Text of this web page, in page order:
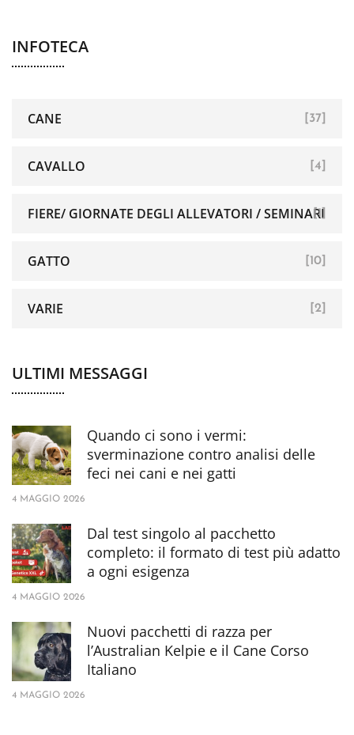
INFOTECA
CANE [37]
CAVALLO [4]
FIERE/ GIORNATE DEGLI ALLEVATORI / SEMINARI
[1]
GATTO [10]
VARIE [2]
ULTIMI MESSAGGI
Quando ci sono i vermi:
sverminazione contro analisi delle
feci nei cani e nei gatti
4 MAGGIO 2026
Dal test singolo al pacchetto
completo: il formato di test più adatto
a ogni esigenza
4 MAGGIO 2026
Nuovi pacchetti di razza per
l’Australian Kelpie e il Cane Corso
Italiano
4 MAGGIO 2026